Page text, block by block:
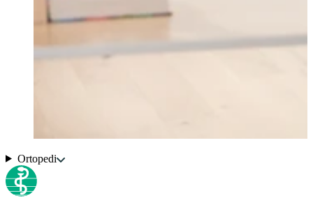
Ortopedi